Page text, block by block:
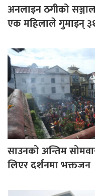
अनलाइन ठगीको
एक महिलाले गुमाइन्
साउनको अन्तिम
लिएर दर्शनमा भक्तजन